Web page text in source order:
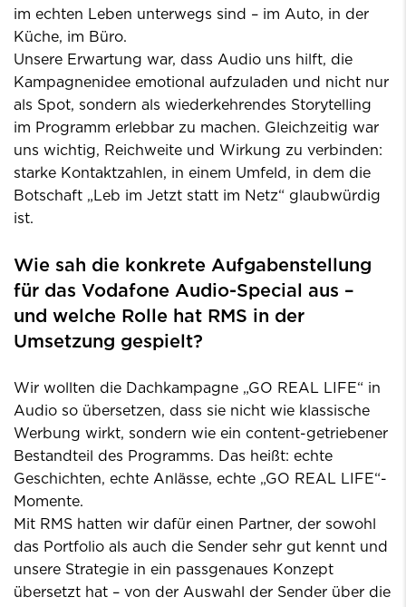
im echten Leben unterwegs sind – im Auto, in der
Küche, im Büro.
Unsere Erwartung war, dass Audio uns hilft, die
Kampagnenidee emotional aufzuladen und nicht nur
als Spot, sondern als wiederkehrendes Storytelling
im Programm erlebbar zu machen. Gleichzeitig war
uns wichtig, Reichweite und Wirkung zu verbinden:
starke Kontaktzahlen, in einem Umfeld, in dem die
Botschaft „Leb im Jetzt statt im Netz“ glaubwürdig
ist.
Wie sah die konkrete Aufgabenstellung
für das Vodafone Audio-Special aus –
und welche Rolle hat RMS in der
Umsetzung gespielt?
Wir wollten die Dachkampagne „GO REAL LIFE“ in
Audio so übersetzen, dass sie nicht wie klassische
Werbung wirkt, sondern wie ein content-getriebener
Bestandteil des Programms. Das heißt: echte
Geschichten, echte Anlässe, echte „GO REAL LIFE“-
Momente.
Mit RMS hatten wir dafür einen Partner, der sowohl
das Portfolio als auch die Sender sehr gut kennt und
unsere Strategie in ein passgenaues Konzept
übersetzt hat – von der Auswahl der Sender über die